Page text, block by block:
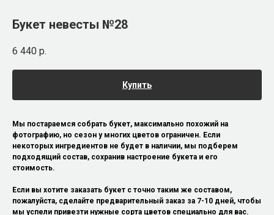
Букет невесты №28
6 440 р.
Купить
Мы постараемся собрать букет, максимально похожий на
фотографию, но сезон у многих цветов ограничен. Если
некоторых ингредиентов не будет в наличии, мы подберем
подходящий состав, сохранив настроение букета и его
стоимость.
Если вы хотите заказать букет с точно таким же составом,
пожалуйста, сделайте предварительный заказ за 7-10 дней, чтобы
мы успели привезти нужные сорта цветов специально для вас.